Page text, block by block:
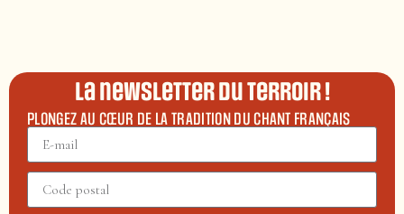
La newsletter du terroir !
PLONGEZ AU CŒUR DE LA TRADITION DU CHANT FRANÇAIS